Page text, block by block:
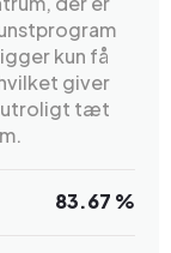
kun få
giver
utroligt tæt
83.67 %